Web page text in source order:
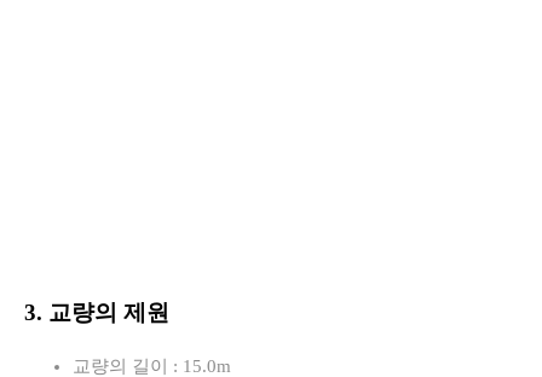
3. 교량의 제원
교량의 길이 : 15.0m